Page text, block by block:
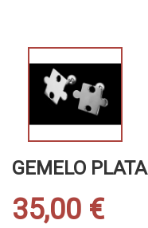
GEMELO PLATA
35,00 €